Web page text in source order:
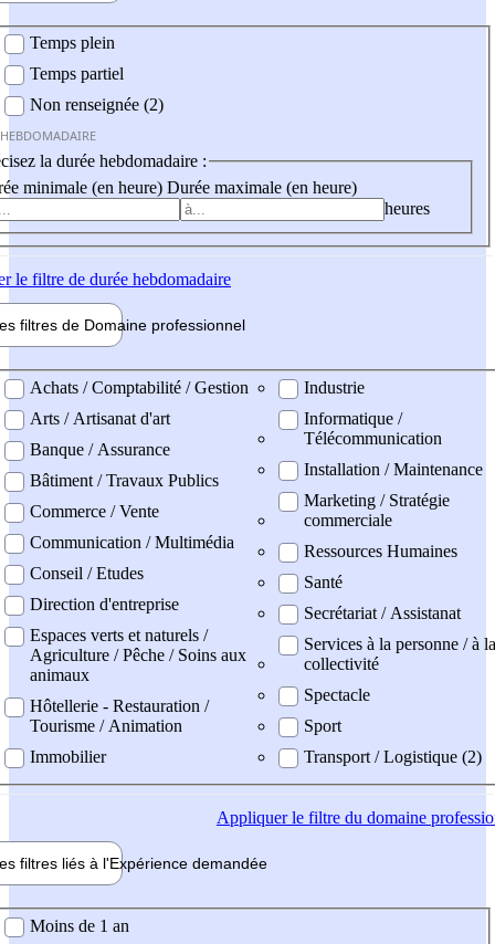
Temps plein
Temps partiel
Non renseignée (2)
la durée hebdomadaire :
minimale (en heure) Durée maximale (en heure)
heures
le filtre de durée hebdomadaire
filtres de Domaine professionnel
professionel
Achats / Comptabilité / Gestion
Arts / Artisanat d'art
Banque / Assurance
Bâtiment / Travaux Publics
Commerce / Vente
Communication / Multimédia
Conseil / Etudes
Direction d'entreprise
Espaces verts et naturels /
Agriculture / Pêche / Soins aux
animaux
Hôtellerie - Restauration /
Tourisme / Animation
Immobilier
Industrie
Informatique /
Télécommunication
Installation / Maintenance
Marketing / Stratégie
commerciale
Ressources Humaines
Santé
Secrétariat / Assistanat
Services à la personne / à la
collectivité
Spectacle
Sport
Transport / Logistique (2)
Appliquerle filtre du domaine
filtres liés à l'Expérience demandée
demandée
Moins de 1 an